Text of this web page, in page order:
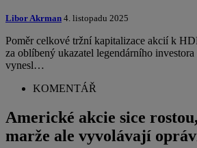
Libor Akrman 4. listopadu 2025
Poměr celkové tržní kapitalizace akcií k
za oblíbený ukazatel legendárního
vynesl…
KOMENTÁŘ
Americké akcie sice
marže ale vyvolávají